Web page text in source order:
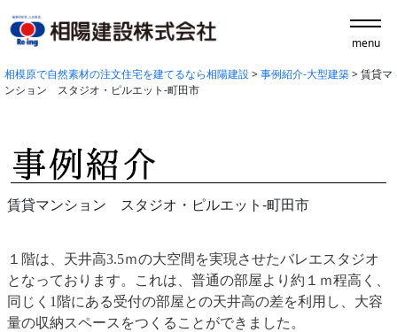
menu
相模原で自然素材の注文住宅を建てるなら相陽建設>事例紹介-大型建築>賃貸マ
ンション スタジオ・ピルエット-町田市
賃貸マンション スタジオ・ピルエット-町田市
１階は、天井高3.5ｍの大空間を実現させたバレエスタジオ
となっております。これは、普通の部屋より約１ｍ程高く、
同じく1階にある受付の部屋との天井高の差を利用し、大容
量の収納スペースをつくることができました。